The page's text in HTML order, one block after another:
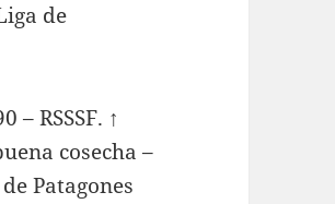
de
– RSSSF. ↑
cosecha –
Patagones